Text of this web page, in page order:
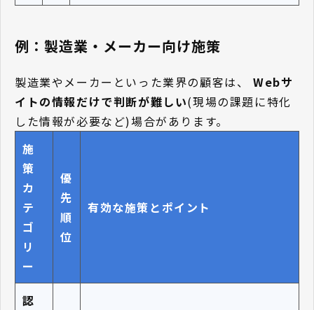
例：製造業・メーカー向け施策
製造業やメーカーといった業界の顧客は、Webサ
イトの情報だけで判断が難しい(現場の課題に特化
した情報が必要など)場合があります。
施
策
カ
テ
ゴ
リ
ー
優
先
順
位
有効な施策とポイント
認